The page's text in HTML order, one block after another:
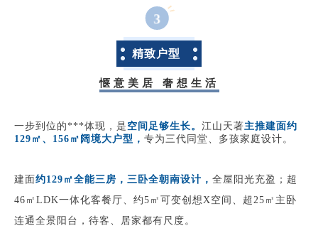
3
精致户型
惬意美居 奢想生活
一步到位的***体现，是 空间足够生长。 江山天著主推建面约
129㎡、156㎡阔境大户型， 专为三代同堂、多孩家庭设计。
建面约129㎡全能三房，三卧全朝南设计， 全屋阳光充盈；超
46㎡LDK一体化客餐厅、约5㎡可变创想X空间、超25㎡主卧
连通全景阳台，待客、居家都有尺度。